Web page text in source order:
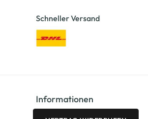
Schneller Versand
Informationen